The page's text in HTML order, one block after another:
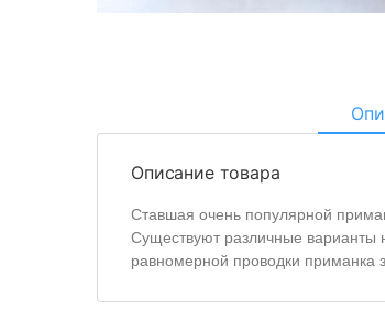
Описание товара
Ставшая очень популярной
Существуют различные
равномерной проводки приманка